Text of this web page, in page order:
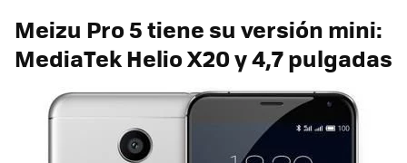
Meizu Pro 5 tiene su versión mini:
MediaTek Helio X20 y 4,7 pulgadas